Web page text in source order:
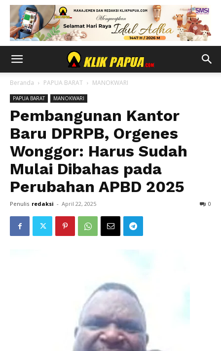
Beranda PAPUA BARAT MANOKWARI
PAPUA BARAT MANOKWARI
Pembangunan Kantor
Baru DPRPB, Orgenes
Wonggor: Harus Sudah
Mulai Dibahas pada
Perubahan APBD 2025
Penulis redaksi - April 22, 2025 0